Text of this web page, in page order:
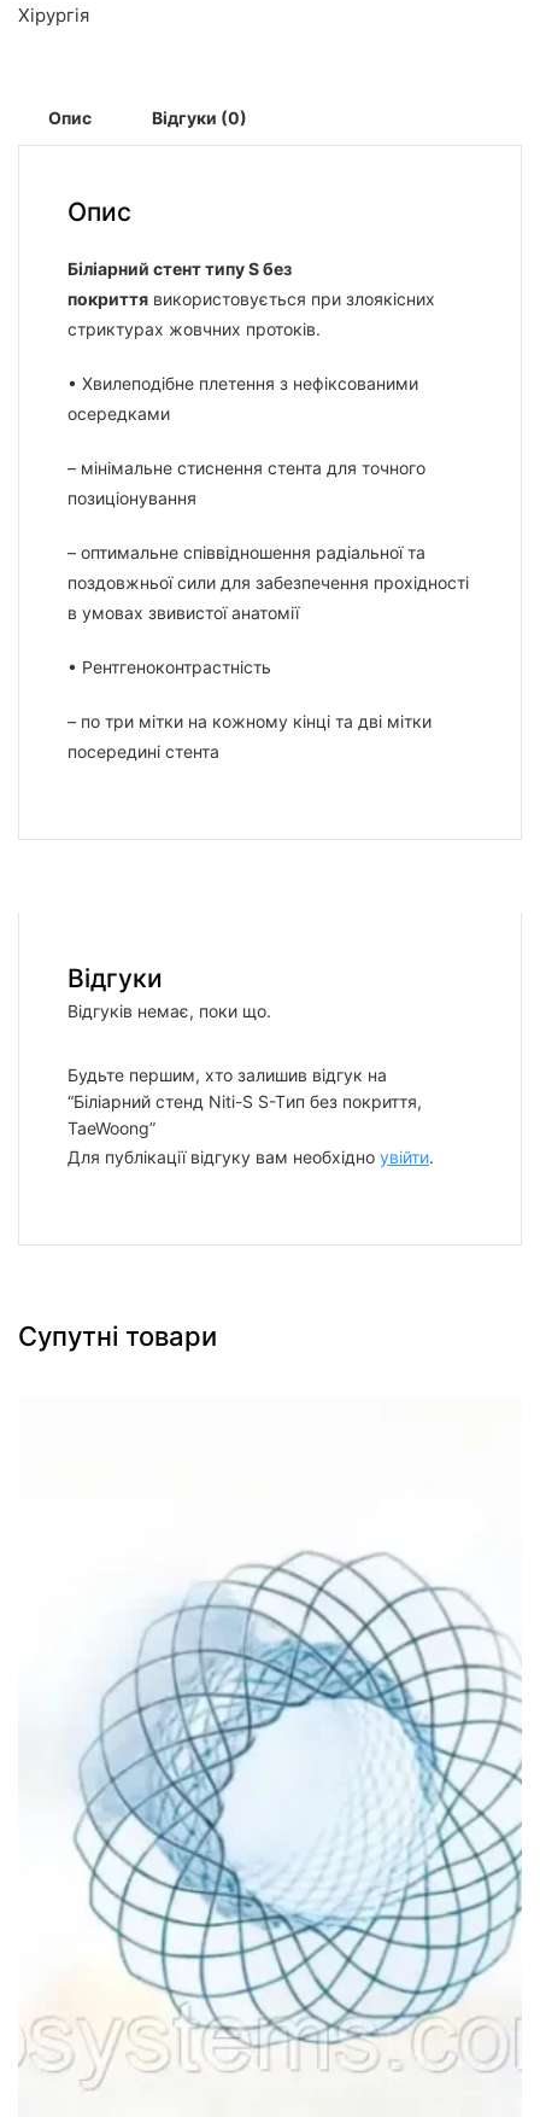
Хірургія
Опис Відгуки (0)
Опис
Біліарний стент типу S без
покриття використовується при злоякісних
стриктурах жовчних протоків.
• Хвилеподібне плетення з нефіксованими
осередками
– мінімальне стиснення стента для точного
позиціонування
– оптимальне співвідношення радіальної та
поздовжньої сили для забезпечення прохідності
в умовах звивистої анатомії
• Рентгеноконтрастність
– по три мітки на кожному кінці та дві мітки
посередині стента
Відгуки
Відгуків немає, поки що.
Будьте першим, хто залишив відгук на
“Біліарний стенд Niti-S S-Tип без покриття,
TaeWoong”
Для публікації відгуку вам необхідно увійти.
Супутні товари